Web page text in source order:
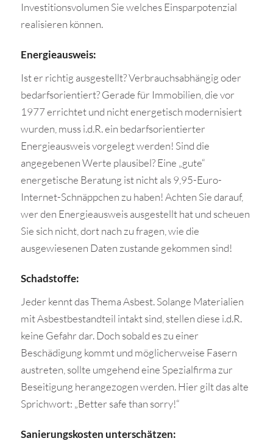
Investitionsvolumen Sie welches Einsparpotenzial
realisieren können.
Energieausweis:
Ist er richtig ausgestellt? Verbrauchsabhängig oder
bedarfsorientiert? Gerade für Immobilien, die vor
1977 errichtet und nicht energetisch modernisiert
wurden, muss i.d.R. ein bedarfsorientierter
Energieausweis vorgelegt werden! Sind die
angegebenen Werte plausibel? Eine „gute“
energetische Beratung ist nicht als 9,95-Euro-
Internet-Schnäppchen zu haben! Achten Sie darauf,
wer den Energieausweis ausgestellt hat und scheuen
Sie sich nicht, dort nach zu fragen, wie die
ausgewiesenen Daten zustande gekommen sind!
Schadstoffe:
Jeder kennt das Thema Asbest. Solange Materialien
mit Asbestbestandteil intakt sind, stellen diese i.d.R.
keine Gefahr dar. Doch sobald es zu einer
Beschädigung kommt und möglicherweise Fasern
austreten, sollte umgehend eine Spezialfirma zur
Beseitigung herangezogen werden. Hier gilt das alte
Sprichwort: „Better safe than sorry!“
Sanierungskosten unterschätzen: